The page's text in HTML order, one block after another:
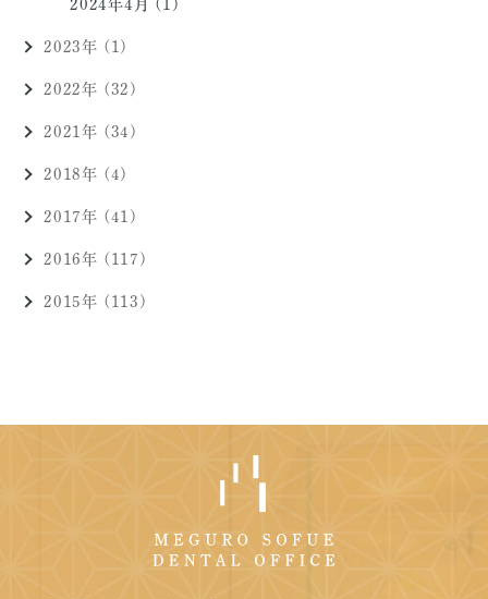
2024年4月 (1)
2023年 (1)
2022年 (32)
2021年 (34)
2018年 (4)
2017年 (41)
2016年 (117)
2015年 (113)